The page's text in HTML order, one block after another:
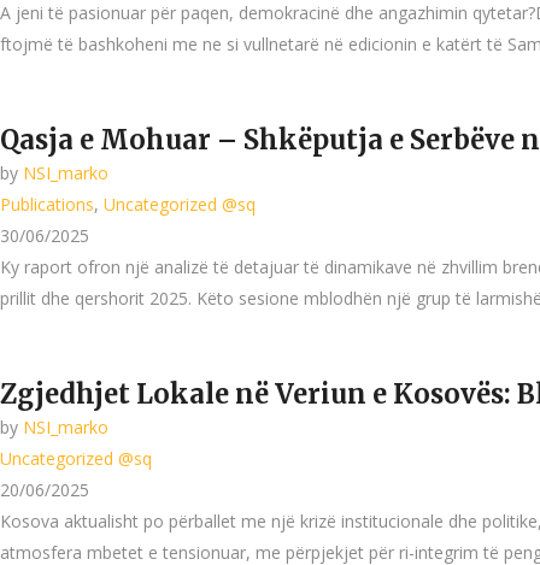
A jeni të pasionuar për paqen, demokracinë dhe angazhimin
ftojmë të bashkoheni me ne si vullnetarë në edicionin e katërt të
Qasja e Mohuar – Shkëputja e
by NSI_marko
Publications, Uncategorized @sq
30/06/2025
Ky raport ofron një analizë të detajuar të dinamikave në zhvillim
prillit dhe qershorit 2025. Këto sesione mblodhën një grup të
Zgjedhjet Lokale në Veriun e Kosovës:
by NSI_marko
Uncategorized @sq
20/06/2025
Kosova aktualisht po përballet me një krizë institucionale dhe
atmosfera mbetet e tensionuar, me përpjekjet për ri-integrim të